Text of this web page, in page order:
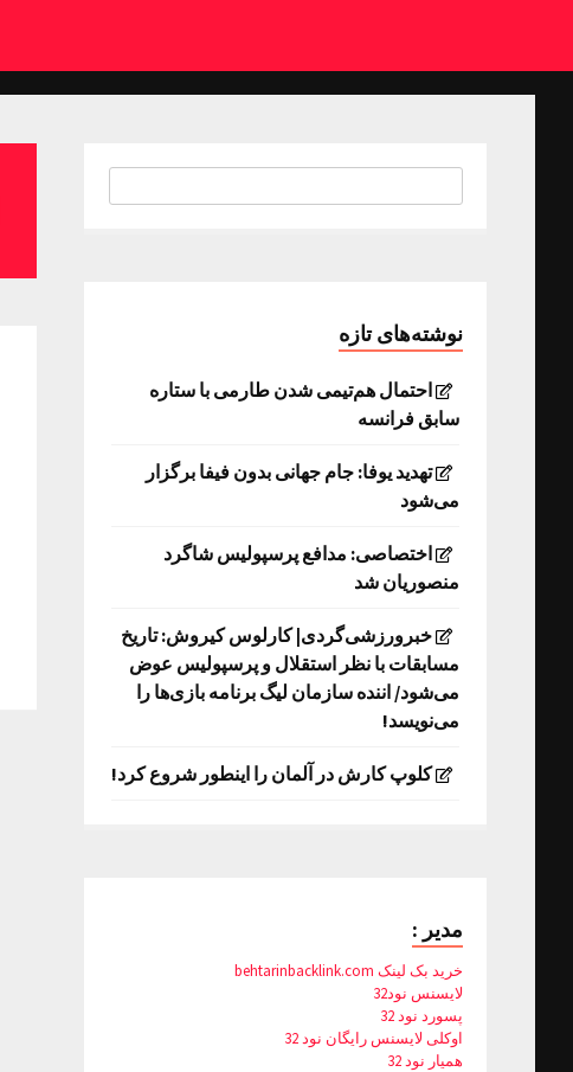
نوشته‌های تازه
احتمال هم‌تیمی شدن طارمی با ستاره
سابق فرانسه
تهدید یوفا: جام جهانی بدون فیفا برگزار
می‌شود
اختصاصی: مدافع پرسپولیس شاگرد
منصوریان شد
خبرورزشی‌گردی| کارلوس کیروش: تاریخ
مسابقات با نظر استقلال و پرسپولیس عوض
می‌شود/ اننده سازمان لیگ برنامه بازی‌ها را
می‌نویسد!
کلوپ کارش در آلمان را اینطور شروع کرد!
مدیر :
خرید بک لینک behtarinbacklink.com
لایسنس نود32
پسورد نود 32
اوکلی لایسنس رایگان نود 32
همیار نود 32